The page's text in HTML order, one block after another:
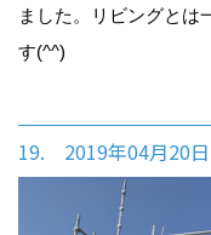
ました。リビングとは
す(^^)
19. 2019年04月20日